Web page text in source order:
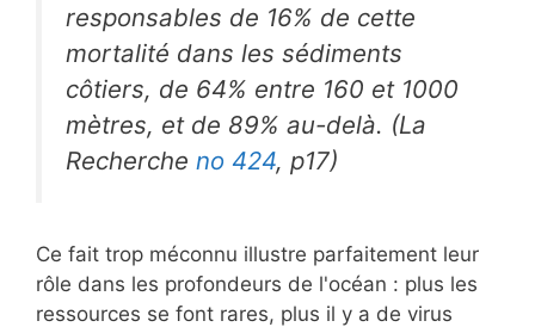
responsables de 16% de cette
mortalité dans les sédiments
côtiers, de 64% entre 160 et 1000
mètres, et de 89% au-delà. (La
Recherche no 424, p17)
Ce fait trop méconnu illustre parfaitement leur
rôle dans les profondeurs de l'océan : plus les
ressources se font rares, plus il y a de virus